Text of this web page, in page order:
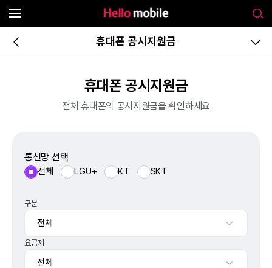
휴대폰 공시지원금
휴대폰 공시지원금
전체 휴대폰의 공시지원금을 확인하세요
통신망 선택
전체 LGU+ KT SKT
구분
전체
요금제
전체